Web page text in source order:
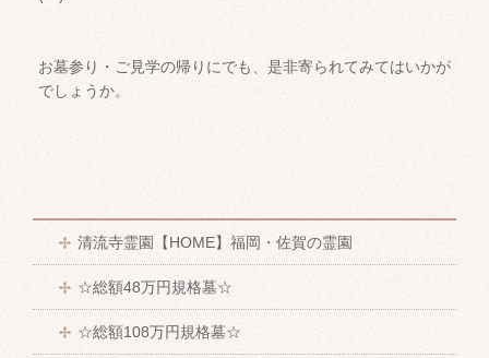
お墓参り・ご見学の帰りにでも、是非寄られてみてはいかが
でしょうか。
清流寺霊園【HOME】福岡・佐賀の霊園
☆総額48万円規格墓☆
☆総額108万円規格墓☆